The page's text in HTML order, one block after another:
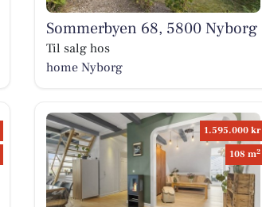
Sommerbyen 68, 5800 Nyborg
Til salg hos
home Nyborg
1.595.000 kr
108 m2